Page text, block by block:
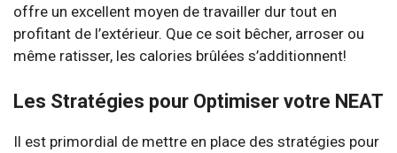
offre un excellent moyen de travailler dur tout en
profitant de l’extérieur. Que ce soit bêcher, arroser ou
même ratisser, les calories brûlées s’additionnent!
Les Stratégies pour Optimiser votre NEAT
Il est primordial de mettre en place des stratégies pour